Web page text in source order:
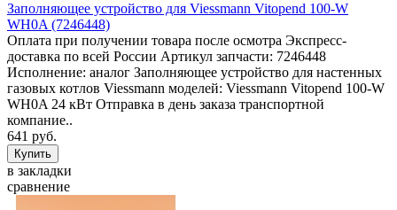
Заполняющее устройство для Viessmann Vitopend 100-W
WH0A (7246448)
Оплата при получении товара после осмотра Экспресс-
доставка по всей России Артикул запчасти: 7246448
Исполнение: аналог Заполняющее устройство для настенных
газовых котлов Viessmann моделей: Viessmann Vitopend 100-W
WH0A 24 кВт Отправка в день заказа транспортной
компание..
641 руб.
в закладки
сравнение